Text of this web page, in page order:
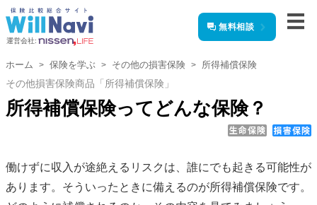
運営会社:
無料相談
ホーム 保険を学ぶ その他の損害保険 所得補償保険
その他損害保険商品「所得補償保険」
所得補償保険ってどんな保険？
働けずに収入が途絶えるリスクは、誰にでも起きる可能性が
あります。そういったときに備えるのが所得補償保険です。